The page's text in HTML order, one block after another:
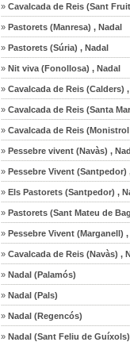
» Cavalcada de Reis (Sant
» Pastorets (Manresa) , Nadal
» Pastorets (Súria) , Nadal
» Nit viva (Fonollosa) , Nadal
» Cavalcada de Reis (Calders)
» Cavalcada de Reis (Santa
» Cavalcada de Reis
» Pessebre vivent (Navàs) ,
» Pessebre Vivent (Santpedor)
» Els Pastorets (Santpedor) ,
» Pastorets (Sant Mateu de
» Pessebre Vivent (Marganell) ,
» Cavalcada de Reis (Navàs) ,
» Nadal (Palamós)
» Nadal (Pals)
» Nadal (Regencós)
» Nadal (Sant Feliu de Guíxols)